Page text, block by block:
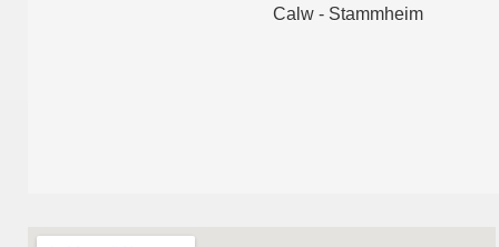
Calw - Stammheim